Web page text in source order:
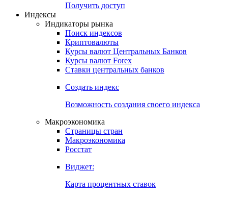
Получить доступ
Индексы
Индикаторы рынка
Поиск индексов
Криптовалюты
Курсы валют Центральных Банков
Курсы валют Forex
Ставки центральных банков
Создать индекс
Возможность создания своего индекса
Макроэкономика
Страницы стран
Макроэкономика
Росстат
Виджет:
Карта процентных ставок